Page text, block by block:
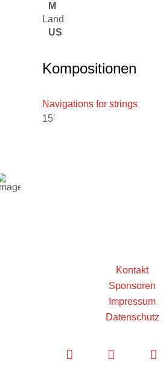
M
Land
US
Kompositionen
Navigations for strings
15'
Kontakt
Sponsoren
Impressum
Datenschutz